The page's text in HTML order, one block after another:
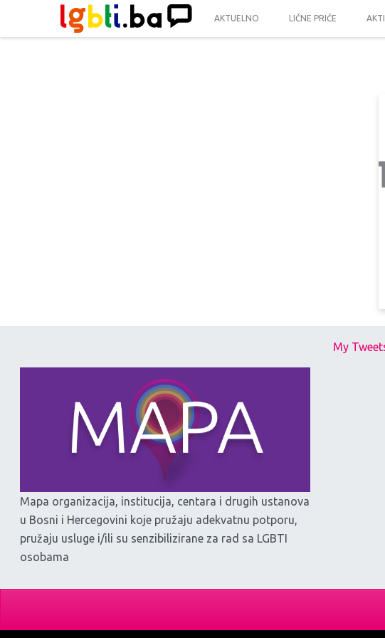
AKTUELNO LIČNE PRIČE
Mapa organizacija, institucija, centara i drugih ustanova
u Bosni i Hercegovini koje pružaju adekvatnu potporu,
pružaju usluge i/ili su senzibilizirane za rad sa LGBTI
osobama
My